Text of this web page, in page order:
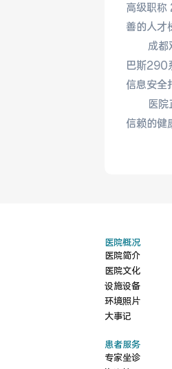
高级职称
善的人才
成都
巴斯290
信息安全
医
信赖的健
医院概况
医院简介
医院文化
设施设备
环境照片
大事记
患者服务
专家坐诊